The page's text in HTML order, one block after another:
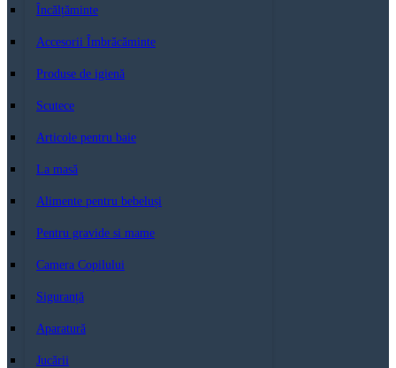
Încălțăminte
Accesorii Îmbrăcăminte
Produse de igienă
Scutece
Articole pentru baie
La masă
Alimente pentru bebeluși
Pentru gravide si mame
Camera Copilului
Siguranță
Aparatură
Jucării